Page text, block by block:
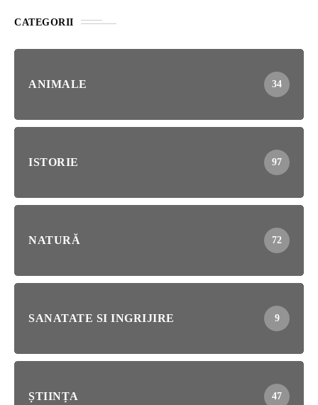
CATEGORII
ANIMALE 34
ISTORIE 97
NATURĂ 72
SANATATE SI INGRIJIRE 9
ȘTIINȚA 47